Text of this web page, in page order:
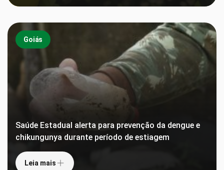
Goiás
Saúde Estadual alerta para prevenção da dengue e
chikungunya durante período de estiagem
Leia mais